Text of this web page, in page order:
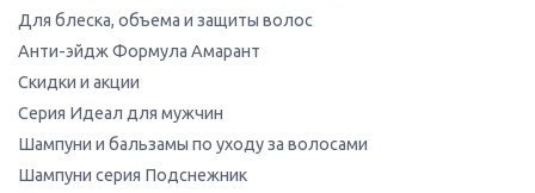
Для блеска, объема и защиты волос
Анти-эйдж Формула Амарант
Скидки и акции
Серия Идеал для мужчин
Шампуни и бальзамы по уходу за волосами
Шампуни серия Подснежник